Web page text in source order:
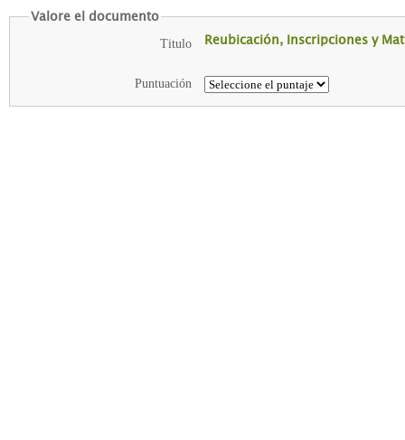
Valore el documento
Titulo Reubicación, Inscripciones y
Puntuación